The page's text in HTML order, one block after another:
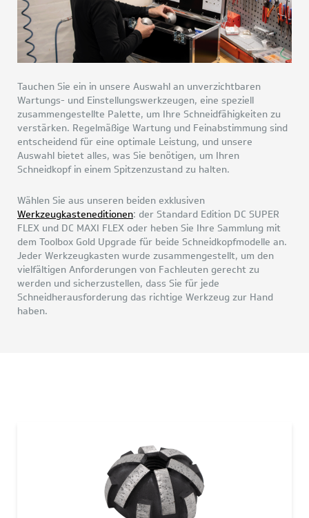
Tauchen Sie ein in unsere Auswahl an unverzichtbaren
Wartungs- und Einstellungswerkzeugen, eine speziell
zusammengestellte Palette, um Ihre Schneidfähigkeiten zu
verstärken. Regelmäßige Wartung und Feinabstimmung sind
entscheidend für eine optimale Leistung, und unsere
Auswahl bietet alles, was Sie benötigen, um Ihren
Schneidkopf in einem Spitzenzustand zu halten.
Wählen Sie aus unseren beiden exklusiven
Werkzeugkasteneditionen: der Standard Edition DC SUPER
FLEX und DC MAXI FLEX oder heben Sie Ihre Sammlung mit
dem Toolbox Gold Upgrade für beide Schneidkopfmodelle an.
Jeder Werkzeugkasten wurde zusammengestellt, um den
vielfältigen Anforderungen von Fachleuten gerecht zu
werden und sicherzustellen, dass Sie für jede
Schneidherausforderung das richtige Werkzeug zur Hand
haben.